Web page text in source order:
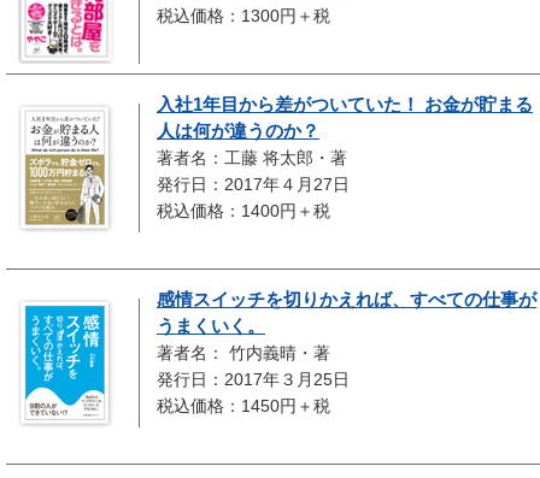
税込価格：1300円＋税
入社1年目から差がついていた！ お金が貯まる
人は何が違うのか？
著者名：工藤 将太郎・著
発行日：2017年４月27日
税込価格：1400円＋税
感情スイッチを切りかえれば、すべての仕事が
うまくいく。
著者名： 竹内義晴・著
発行日：2017年３月25日
税込価格：1450円＋税